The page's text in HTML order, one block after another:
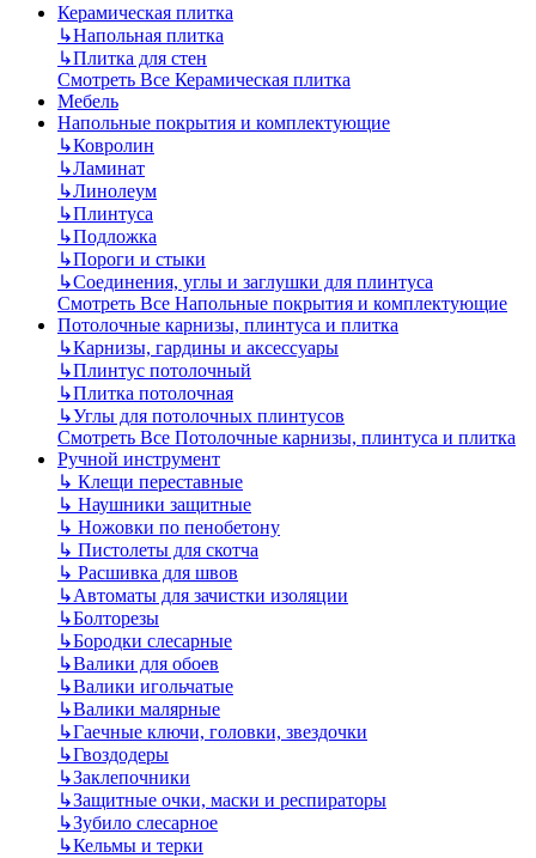
Керамическая плитка
↳Напольная плитка
↳Плитка для стен
Смотреть Все Керамическая плитка
Мебель
Напольные покрытия и комплектующие
↳Ковролин
↳Ламинат
↳Линолеум
↳Плинтуса
↳Подложка
↳Пороги и стыки
↳Соединения, углы и заглушки для плинтуса
Смотреть Все Напольные покрытия и комплектующие
Потолочные карнизы, плинтуса и плитка
↳Карнизы, гардины и аксессуары
↳Плинтус потолочный
↳Плитка потолочная
↳Углы для потолочных плинтусов
Смотреть Все Потолочные карнизы, плинтуса и плитка
Ручной инструмент
↳ Клещи переставные
↳ Наушники защитные
↳ Ножовки по пенобетону
↳ Пистолеты для скотча
↳ Расшивка для швов
↳Автоматы для зачистки изоляции
↳Болторезы
↳Бородки слесарные
↳Валики для обоев
↳Валики игольчатые
↳Валики малярные
↳Гаечные ключи, головки, звездочки
↳Гвоздодеры
↳Заклепочники
↳Защитные очки, маски и респираторы
↳Зубило слесарное
↳Кельмы и терки